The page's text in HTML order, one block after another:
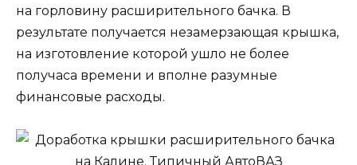
на горловину расширительного бачка. В
результате получается незамерзающая крышка,
на изготовление которой ушло не более
получаса времени и вполне разумные
финансовые расходы.